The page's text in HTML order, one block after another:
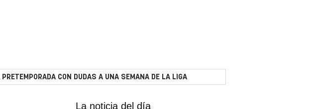
CON DUDAS A UNA SEMANA DE LA LIGA
La noticia del día